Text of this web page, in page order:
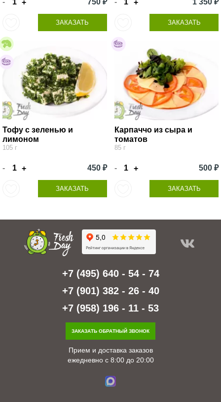
+
ЗАКАЗАТЬ
+
ЗАКАЗАТЬ
Тофу с зеленью и
лимоном
105 г
- + 450 ₽
ЗАКАЗАТЬ
Карпаччо из сыра и
томатов
85 г
- + 500 ₽
ЗАКАЗАТЬ
+7 (495) 640 - 54 - 74
+7 (901) 382 - 26 - 40
+7 (958) 196 - 11 - 53
ЗАКАЗАТЬ ОБРАТНЫЙ ЗВОНОК
Прием и доставка заказов
ежедневно с 8:00 до 20:00